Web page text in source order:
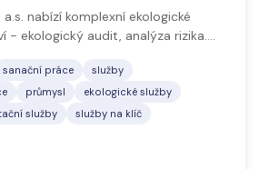
a.s. nabízí komplexní ekologické
- ekologický audit, analýza rizika.…
sanační práce
služby
průmysl
ekologické služby
služby
služby na klíč